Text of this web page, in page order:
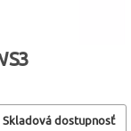
S3
Skladová dostupnosť